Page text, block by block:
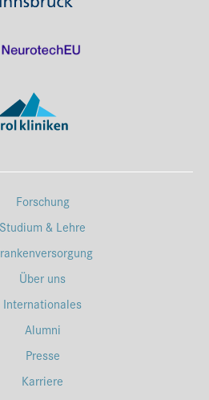
Forschung
Studium & Lehre
Über uns
Internationales
Alumni
Presse
Karriere